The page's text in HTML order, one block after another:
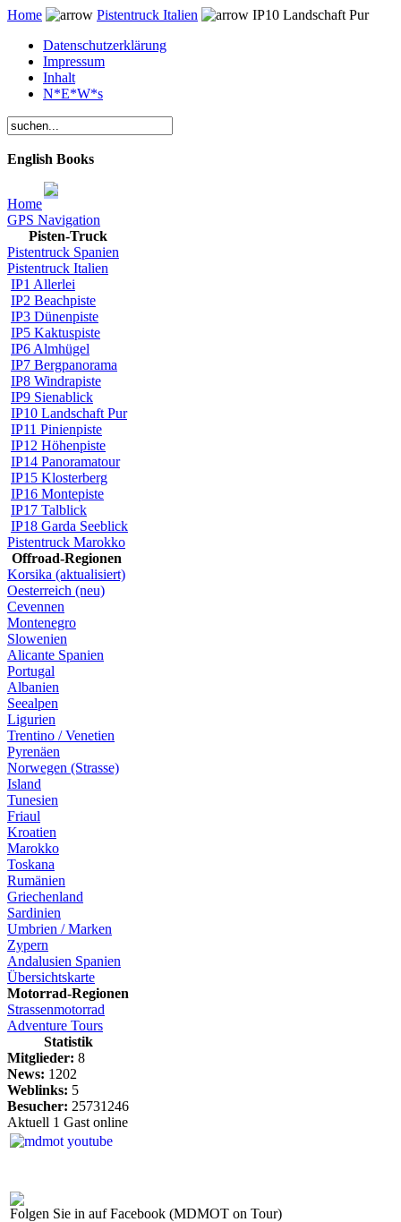
Home Pistentruck Italien
IP10 Landschaft Pur
Datenschutzerklärung
Impressum
Inhalt
N*E*W*s
English Books
Home
GPS Navigation
Pisten-Truck
Pistentruck Spanien
Pistentruck Italien
IP1 Allerlei
IP2 Beachpiste
IP3 Dünenpiste
IP5 Kaktuspiste
IP6 Almhügel
IP7 Bergpanorama
IP8 Windrapiste
IP9 Sienablick
IP10 Landschaft Pur
IP11 Pinienpiste
IP12 Höhenpiste
IP14 Panoramatour
IP15 Klosterberg
IP16 Montepiste
IP17 Talblick
IP18 Garda Seeblick
Pistentruck Marokko
Offroad-Regionen
Korsika (aktualisiert)
Oesterreich (neu)
Cevennen
Montenegro
Slowenien
Alicante Spanien
Portugal
Albanien
Seealpen
Ligurien
Trentino / Venetien
Pyrenäen
Norwegen (Strasse)
Island
Tunesien
Friaul
Kroatien
Marokko
Toskana
Rumänien
Griechenland
Sardinien
Umbrien / Marken
Zypern
Andalusien Spanien
Übersichtskarte
Motorrad-Regionen
Strassenmotorrad
Adventure Tours
Statistik
Mitglieder: 8
News: 1202
Weblinks: 5
Besucher: 25731246
Aktuell 1 Gast online
Folgen Sie in auf Facebook (MDMOT on Tour)